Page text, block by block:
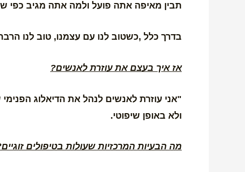
תבין מאיפה אתה פועל ולמה אתה מגיב כפי
בדרך כלל ,כשטוב לנו עם עצמנו, טוב לנו
אז איך בעצם את עוזרת לאנשים?
"אני עוזרת לאנשים לנהל את הדיאלוג
ולא באופן שיפוטי.
מה הבעיות המרכזיות שעולות בטיפולים